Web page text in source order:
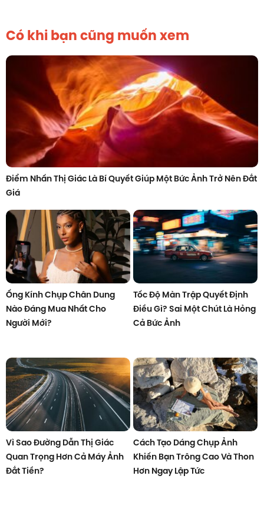
Có khi bạn cũng muốn xem
Điểm Nhấn Thị Giác Là Bí Quyết Giúp Một Bức Ảnh Trở Nên Đắt
Giá
Ống Kính Chụp Chân Dung
Nào Đáng Mua Nhất Cho
Người Mới?
Tốc Độ Màn Trập Quyết Định
Điều Gì? Sai Một Chút Là Hỏng
Cả Bức Ảnh
Vì Sao Đường Dẫn Thị Giác
Quan Trọng Hơn Cả Máy Ảnh
Đắt Tiền?
Cách Tạo Dáng Chụp Ảnh
Khiến Bạn Trông Cao Và Thon
Hơn Ngay Lập Tức